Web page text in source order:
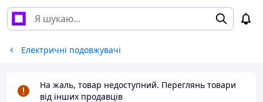
Електричні подовжувачі
На жаль, товар недоступний. Переглянь товари
від інших продавців